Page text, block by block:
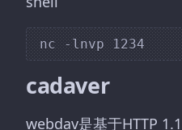
cadaver
webdav是基于HTTP